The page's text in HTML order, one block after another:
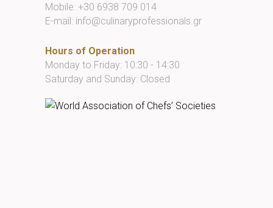
Mobile: +30 6938 709 014
E-mail: info@culinaryprofessionals.gr
Hours of Operation
Monday to Friday: 10:30 - 14:30
Saturday and Sunday: Closed